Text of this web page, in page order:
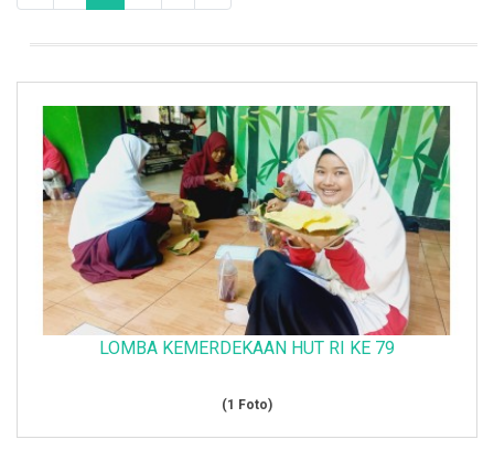
LOMBA KEMERDEKAAN HUT RI KE 79
(1 Foto)